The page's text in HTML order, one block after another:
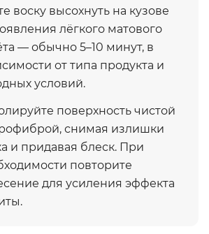
воску высохнуть на кузове
лёгкого матового
— обычно 5–10 минут, в
от типа продукта и
условий.
поверхность чистой
снимая излишки
и придавая блеск. При
повторите
для усиления эффекта